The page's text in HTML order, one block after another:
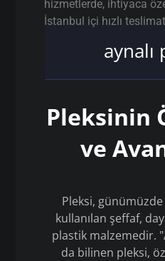
hizmetlerde, ihtiyaca
İstanbul içi hızlı
aynalı
Pleksinin
ve
Pleksi,
kullanılan şeffaf,
plastik malzemedir.
da bilinen pleksi,